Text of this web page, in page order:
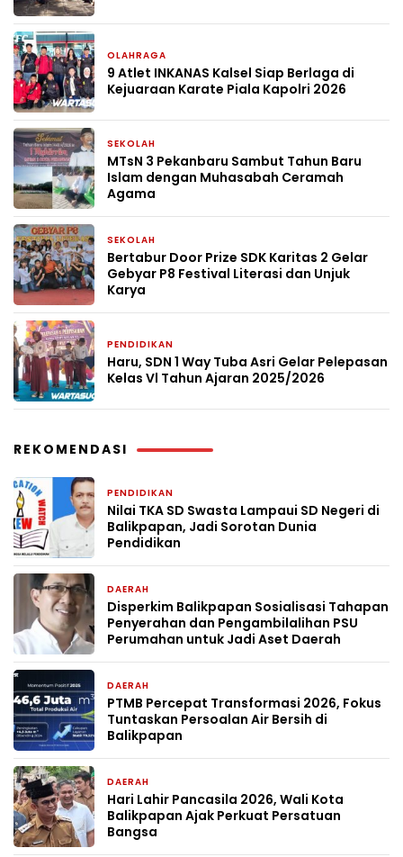
OLAHRAGA
9 Atlet INKANAS Kalsel Siap Berlaga di
Kejuaraan Karate Piala Kapolri 2026
SEKOLAH
MTsN 3 Pekanbaru Sambut Tahun Baru
Islam dengan Muhasabah Ceramah
Agama
SEKOLAH
Bertabur Door Prize SDK Karitas 2 Gelar
Gebyar P8 Festival Literasi dan Unjuk
Karya
PENDIDIKAN
Haru, SDN 1 Way Tuba Asri Gelar Pelepasan
Kelas Vl Tahun Ajaran 2025/2026
REKOMENDASI
PENDIDIKAN
Nilai TKA SD Swasta Lampaui SD Negeri di
Balikpapan, Jadi Sorotan Dunia
Pendidikan
DAERAH
Disperkim Balikpapan Sosialisasi Tahapan
Penyerahan dan Pengambilalihan PSU
Perumahan untuk Jadi Aset Daerah
DAERAH
PTMB Percepat Transformasi 2026, Fokus
Tuntaskan Persoalan Air Bersih di
Balikpapan
DAERAH
Hari Lahir Pancasila 2026, Wali Kota
Balikpapan Ajak Perkuat Persatuan
Bangsa